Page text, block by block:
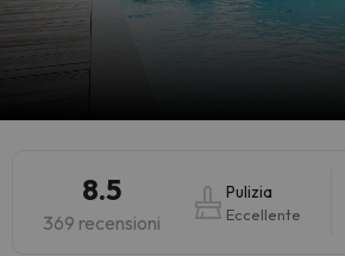
8.5
369 recensioni
Pulizia
Eccellente